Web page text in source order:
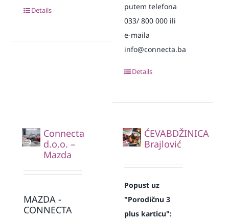
Details
putem telefona
033/ 800 000 ili
e-maila
info@connecta.ba
Details
Connecta
d.o.o. –
Mazda
MAZDA -
CONNECTA
ĆEVABDŽINICA
Brajlović
Popust uz
"Porodičnu 3
plus karticu":